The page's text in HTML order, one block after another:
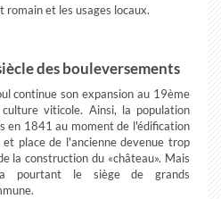
romain et les usages locaux.
des bouleversements
continue son expansion au 19ème
viticole. Ainsi, la population
1841 au moment de l'édification
place de l'ancienne devenue trop
la construction du «château». Mais
pourtant le siège de grands